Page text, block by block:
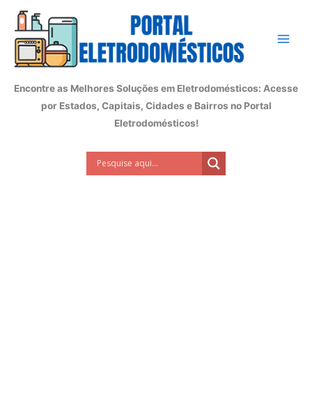
conteúdo
Encontre as Melhores Soluções em Eletrodomésticos: Acesse
por Estados, Capitais, Cidades e Bairros no Portal
Eletrodomésticos!